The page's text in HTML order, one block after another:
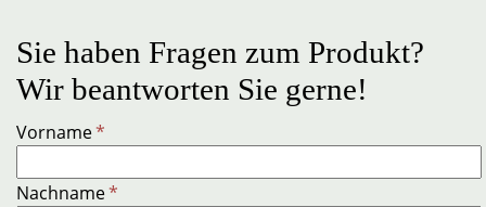
Sie haben Fragen zum Produkt?
Wir beantworten Sie gerne!
Vorname*
Nachname*